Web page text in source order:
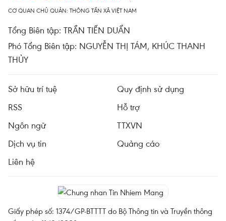
CƠ QUAN CHỦ QUẢN: THÔNG TẤN XÃ VIỆT NAM
Tổng Biên tập: TRẦN TIẾN DUẨN
Phó Tổng Biên tập: NGUYỄN THỊ TÁM, KHÚC THANH
THỦY
Sở hữu trí tuệ
Quy định sử dụng
RSS
Hỗ trợ
Ngôn ngữ
TTXVN
Dịch vụ tin
Quảng cáo
Liên hệ
Giấy phép số: 1374/GP-BTTTT do Bộ Thông tin và Truyền thông